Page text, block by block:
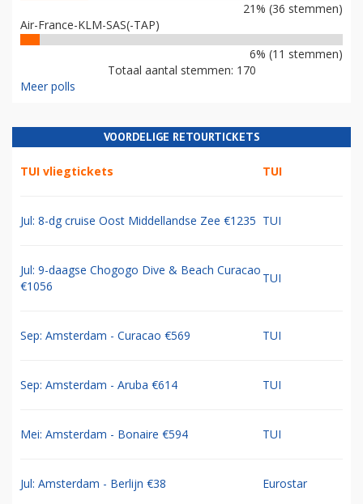
21% (36 stemmen)
Air-France-KLM-SAS(-TAP)
6% (11 stemmen)
Totaal aantal stemmen: 170
Meer polls
VOORDELIGE RETOURTICKETS
TUI vliegtickets TUI
Jul: 8-dg cruise Oost Middellandse Zee €1235 TUI
Jul: 9-daagse Chogogo Dive & Beach Curacao
€1056
TUI
Sep: Amsterdam - Curacao €569 TUI
Sep: Amsterdam - Aruba €614 TUI
Mei: Amsterdam - Bonaire €594 TUI
Jul: Amsterdam - Berlijn €38 Eurostar